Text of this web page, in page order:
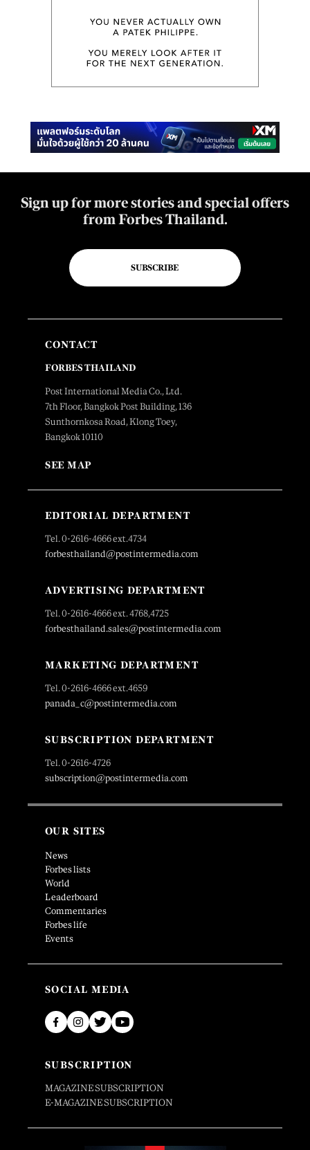
Sign up for more stories and special offers
from Forbes Thailand.
SUBSCRIBE
CONTACT
FORBES THAILAND
Post International Media Co., Ltd.
7th Floor, Bangkok Post Building, 136
Sunthornkosa Road, Klong Toey,
Bangkok 10110
SEE MAP
EDITORIAL DEPARTMENT
Tel. 0-2616-4666 ext.4734
forbesthailand@postintermedia.com
ADVERTISING DEPARTMENT
Tel. 0-2616-4666 ext. 4768,4725
forbesthailand.sales@postintermedia.com
MARKETING DEPARTMENT
Tel. 0-2616-4666 ext.4659
panada_c@postintermedia.com
SUBSCRIPTION DEPARTMENT
Tel. 0-2616-4726
subscription@postintermedia.com
OUR SITES
News
Forbes lists
World
Leaderboard
Commentaries
Forbes life
Events
SOCIAL MEDIA
SUBSCRIPTION
MAGAZINE SUBSCRIPTION
E-MAGAZINE SUBSCRIPTION